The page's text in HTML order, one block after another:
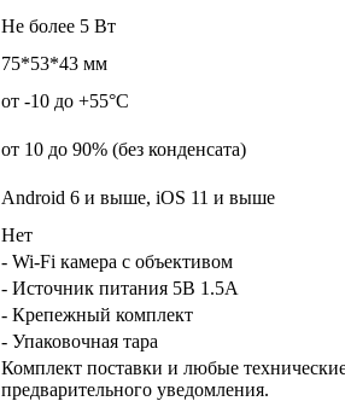
Не более 5 Вт
75*53*43 мм
от -10 до +55°С
от 10 до 90% (без конденсата)
Android 6 и выше, iOS 11 и выше
Нет
- Wi-Fi камера с объективом
- Источник питания 5В 1.5А
- Крепежный комплект
- Упаковочная тара
Комплект поставки и любые
предварительного уведомления.